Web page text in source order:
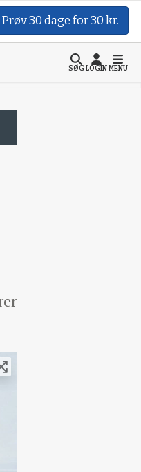
Prøv 30 dage for 30 kr.
SØGLOGINMENU